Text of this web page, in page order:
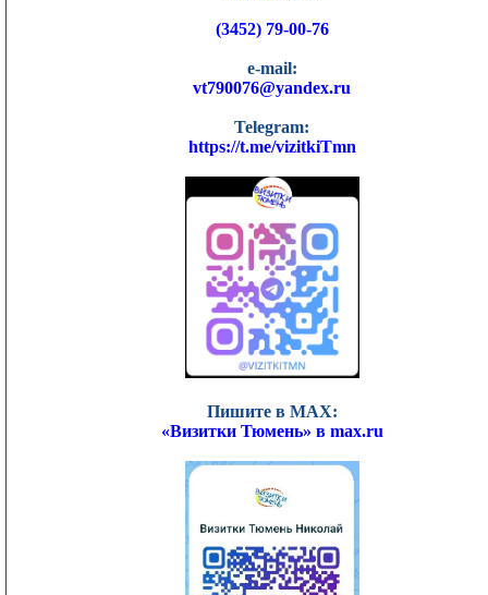
(3452) 79-00-76
e-mail:
vt790076@yandex.ru
Telegram:
https://t.me/vizitkiTmn
Пишите в MAX:
«Визитки Тюмень» в max.ru